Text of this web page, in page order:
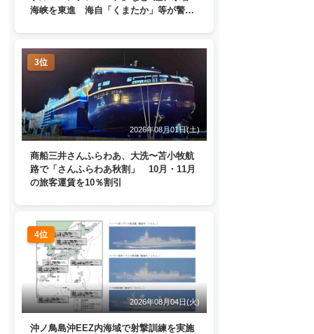
海峡を東進 海自「くまたか」等が警戒
3位
2026年08月01日(土)
商船三井さんふらわあ、大洗〜苫小牧航
路で「さんふらわあ秋割」 10月・11月
の旅客運賃を10％割引
4位
2026年08月04日(火)
沖ノ鳥島沖EEZ内海域で射撃訓練を実施